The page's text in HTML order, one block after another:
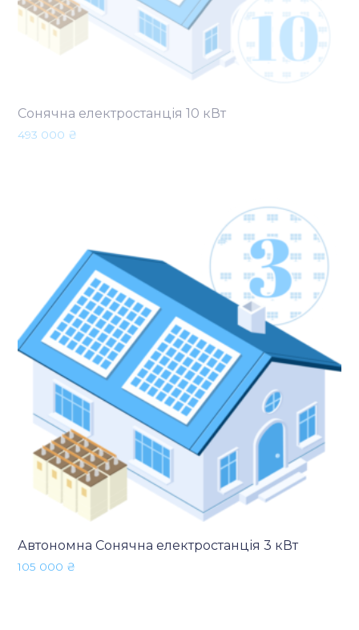
Сонячна електростанція 10 кВт
493 000 ₴
Автономна Сонячна електростанція 3 кВт
105 000 ₴